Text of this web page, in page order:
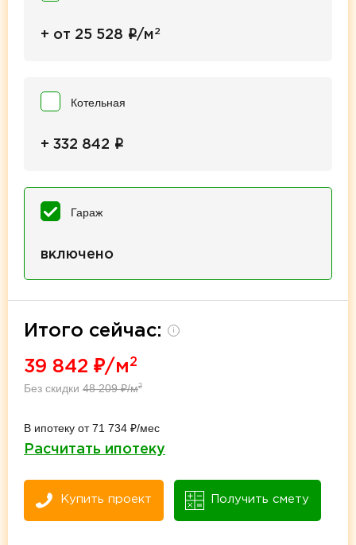
+ от 25 528 i/м2
Котельная
+ 332 842 i
Гараж
включено
Итого сейчас: i
39 842 ₽/м 2
Без скидки 48 209₽/м2
В ипотеку от 71 734 ₽/мес
Расчитать ипотеку
Купить проект Получить смету